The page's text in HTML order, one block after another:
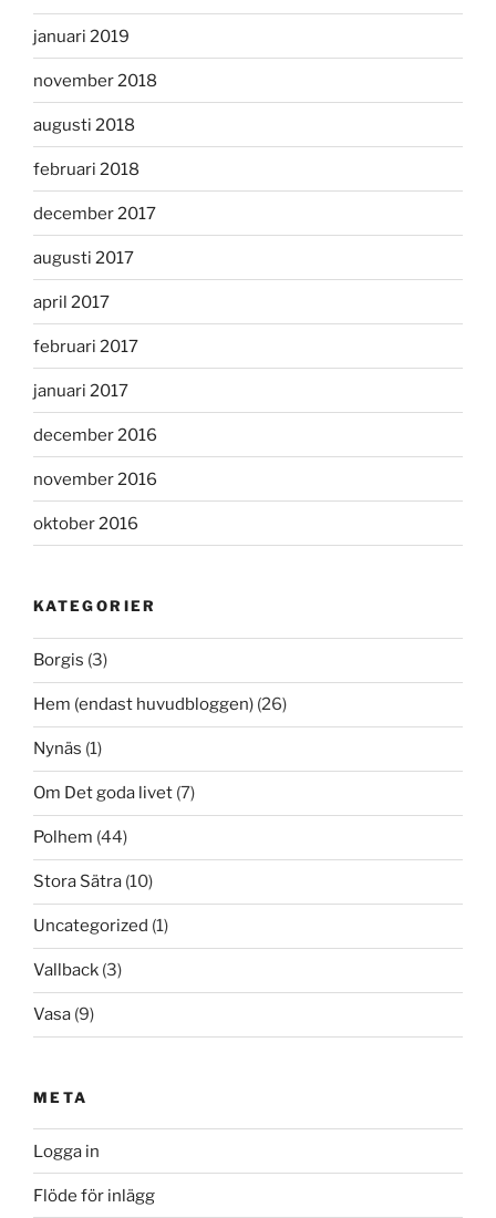
januari 2019
november 2018
augusti 2018
februari 2018
december 2017
augusti 2017
april 2017
februari 2017
januari 2017
december 2016
november 2016
oktober 2016
KATEGORIER
Borgis (3)
Hem (endast huvudbloggen) (26)
Nynäs (1)
Om Det goda livet (7)
Polhem (44)
Stora Sätra (10)
Uncategorized (1)
Vallback (3)
Vasa (9)
META
Logga in
Flöde för inlägg